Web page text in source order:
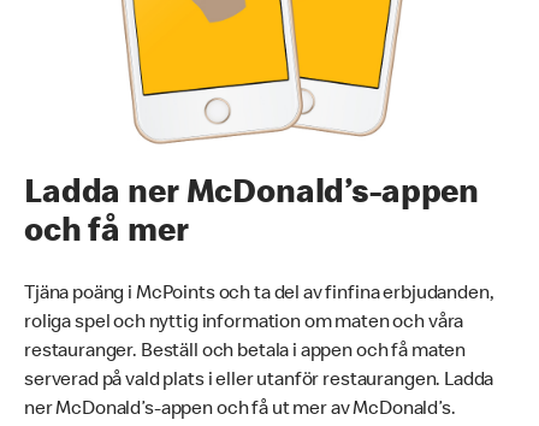
Ladda ner McDonald’s-appen
och få mer
Tjäna poäng i McPoints och ta del av finfina erbjudanden,
roliga spel och nyttig information om maten och våra
restauranger. Beställ och betala i appen och få maten
serverad på vald plats i eller utanför restaurangen. Ladda
ner McDonald’s-appen och få ut mer av McDonald’s.